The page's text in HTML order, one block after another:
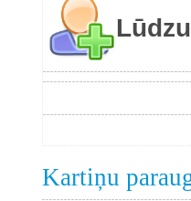
Kartiņu